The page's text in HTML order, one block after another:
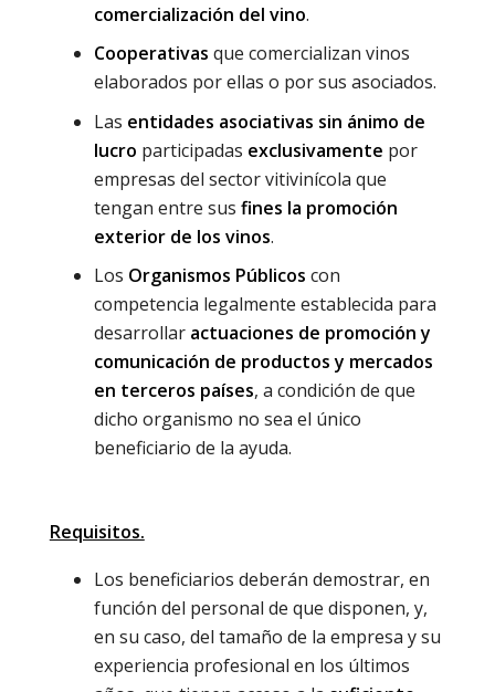
comercialización del vino.
Cooperativas que comercializan vinos
elaborados por ellas o por sus asociados.
Las entidades asociativas sin ánimo de
lucro participadas exclusivamente por
empresas del sector vitivinícola que
tengan entre sus fines la promoción
exterior de los vinos.
Los Organismos Públicos con
competencia legalmente establecida para
desarrollar actuaciones de promoción y
comunicación de productos y mercados
en terceros países, a condición de que
dicho organismo no sea el único
beneficiario de la ayuda.
Requisitos.
Los beneficiarios deberán demostrar, en
función del personal de que disponen, y,
en su caso, del tamaño de la empresa y su
experiencia profesional en los últimos